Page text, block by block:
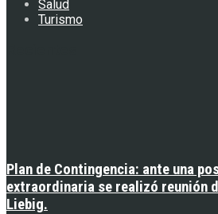
Salud
Turismo
Plan de Contingencia: ante una
extraordinaria se realizó reunión
Liebig.